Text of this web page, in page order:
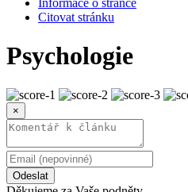
Citovat stránku
Psychologie
×
Odeslat